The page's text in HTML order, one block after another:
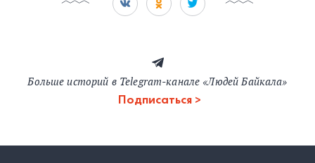
Больше историй в Telegram-канале «Людей Байкала»
Подписаться